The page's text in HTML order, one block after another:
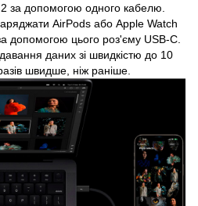
2 за допомогою одного кабелю.
AirPods або Apple Watch
допомогою цього роз'єму USB-C.
даних зі швидкістю до 10
швидше, ніж раніше.